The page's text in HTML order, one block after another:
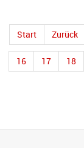
Start Zurück
16 17 18